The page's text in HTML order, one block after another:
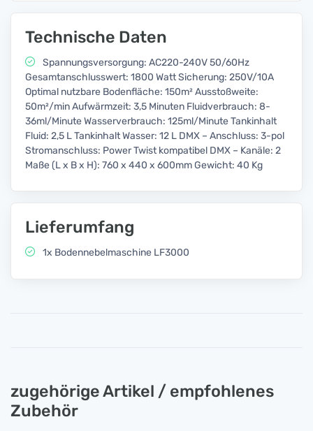
Technische Daten
Spannungsversorgung: AC220-240V 50/60Hz
Gesamtanschlusswert: 1800 Watt Sicherung: 250V/10A
Optimal nutzbare Bodenfläche: 150m² Ausstoßweite:
50m²/min Aufwärmzeit: 3,5 Minuten Fluidverbrauch: 8-
36ml/Minute Wasserverbrauch: 125ml/Minute Tankinhalt
Fluid: 2,5 L Tankinhalt Wasser: 12 L DMX – Anschluss: 3-pol
Stromanschluss: Power Twist kompatibel DMX – Kanäle: 2
Maße (L x B x H): 760 x 440 x 600mm Gewicht: 40 Kg
Lieferumfang
1x Bodennebelmaschine LF3000
zugehörige Artikel / empfohlenes
Zubehör